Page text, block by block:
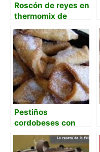
Roscón de reyes en
thermomix de
Mafalda
Pestiños
cordobeses con
manteca de cerdo y
ajonjolí